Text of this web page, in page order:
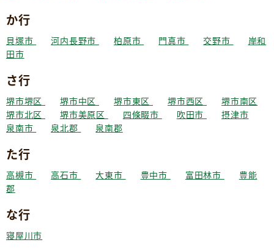
か行
貝塚市 河内長野市 柏原市 門真市 交野市
岸和
田市
さ行
堺市堺区 堺市中区 堺市東区 堺市西区
堺市南区
堺市北区
堺市美原区 四條畷市 吹田市
摂津市
泉南市
泉北郡 泉南郡
た行
高槻市 高石市 大東市 豊中市 富田林市
豊能
郡
な行
寝屋川市